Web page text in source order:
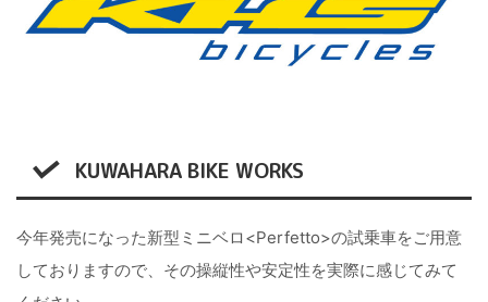
KUWAHARA BIKE WORKS
今年発売になった新型ミニベロ<Perfetto>の試乗車をご用意
しておりますので、その操縦性や安定性を実際に感じてみて